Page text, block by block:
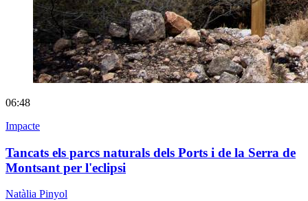
06:48
Impacte
Tancats els parcs naturals dels Ports i de la Serra de
Montsant per l'eclipsi
Natàlia Pinyol